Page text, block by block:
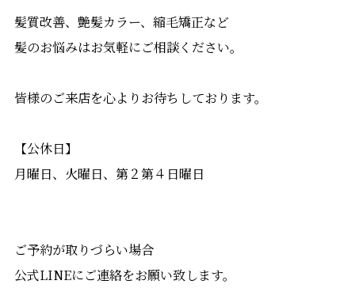
髪質改善、艶髪カラー、縮毛矯正など
髪のお悩みはお気軽にご相談ください。
皆様のご来店を心よりお待ちしております。
【公休日】
月曜日、火曜日、第２第４日曜日
ご予約が取りづらい場合
公式LINEにご連絡をお願い致します。